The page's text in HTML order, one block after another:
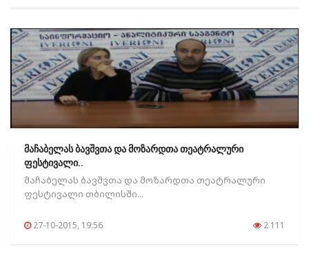
მაჩაბელას ბავშვთა და მოზარდთა თეატრალური
ფესტივალი..
მაჩაბელას ბავშვთა და მოზარდთა თეატრალური
ფესტივალი თბილისში...
27-10-2015, 19:56 2 111